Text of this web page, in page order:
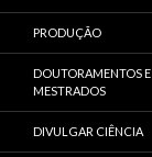
PRODUÇÃO
DOUTORAMENTOS E
MESTRADOS
DIVULGAR CIÊNCIA